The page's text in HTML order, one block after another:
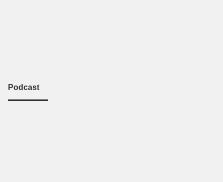
Podcast